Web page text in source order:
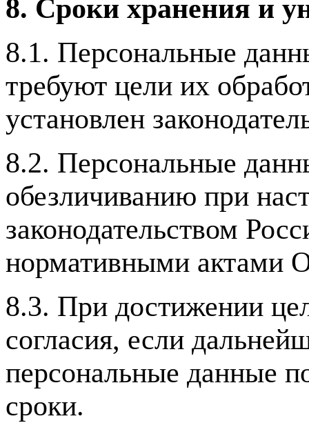
8. Сроки хранения и
8.1. Персональные
требуют цели их
установлен
8.2. Персональные
обезличиванию при
законодательством
нормативными актами
8.3. При достижении
согласия, если
персональные данные
сроки.